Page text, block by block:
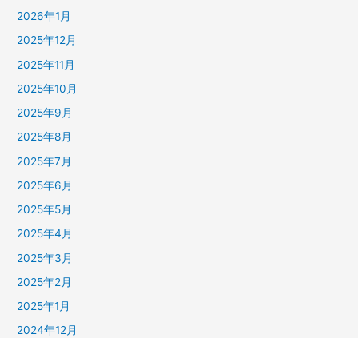
2026年1月
2025年12月
2025年11月
2025年10月
2025年9月
2025年8月
2025年7月
2025年6月
2025年5月
2025年4月
2025年3月
2025年2月
2025年1月
2024年12月